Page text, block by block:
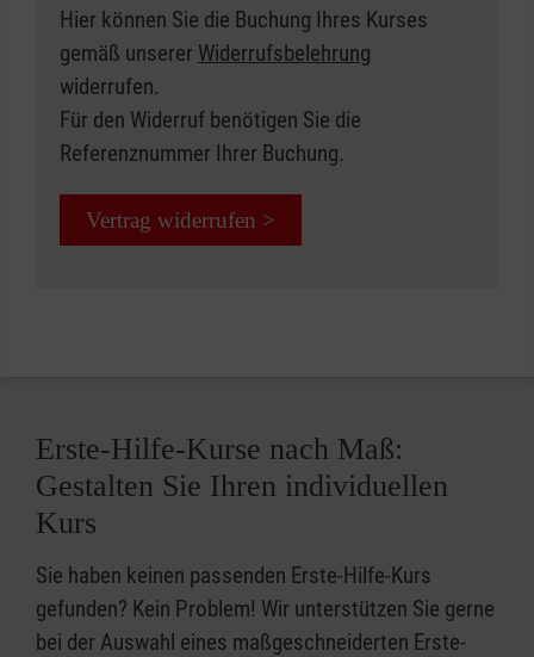
Hier können Sie die Buchung Ihres Kurses
gemäß unserer Widerrufsbelehrung
widerrufen.
Für den Widerruf benötigen Sie die
Referenznummer Ihrer Buchung.
Vertrag widerrufen >
Erste-Hilfe-Kurse nach Maß:
Gestalten Sie Ihren individuellen
Kurs
Sie haben keinen passenden Erste-Hilfe-Kurs
gefunden? Kein Problem! Wir unterstützen Sie gerne
bei der Auswahl eines maßgeschneiderten Erste-